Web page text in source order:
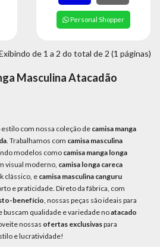
Personal Shopper
de 1 a 2 do total de 2 (1 páginas)
Masculina Atacadão
com nossa coleção de camisa manga
. Trabalhamos com camisa masculina
modelos como camisa manga longa
visual moderno, camisa longa careca
clássico, e camisa masculina canguru
e praticidade. Direto da fábrica, com
benefício , nossas peças são ideais para
buscam qualidade e variedade noatacado
nossas ofertas exclusivaspara
e lucratividade!